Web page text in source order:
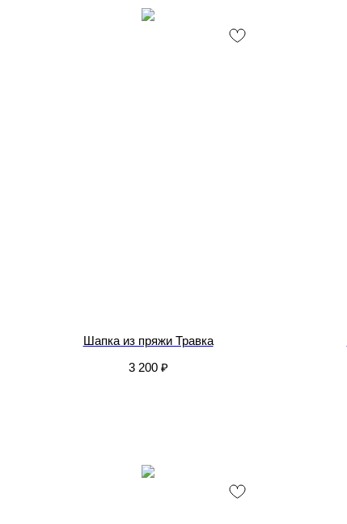
Шапка из пряжи Травка
3 200 ₽